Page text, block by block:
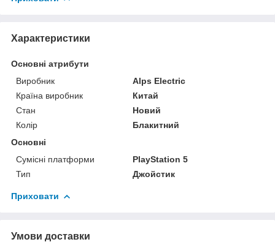
Характеристики
Основні атрибути
Виробник
Alps Electric
Країна виробник
Китай
Стан
Новий
Колір
Блакитний
Основні
Сумісні платформи
PlayStation 5
Тип
Джойстик
Приховати
Умови доставки